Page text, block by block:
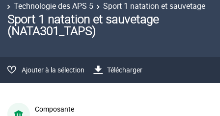
Technologie des APS 5
Sport 1 natation et sauvetage
Sport 1 natation et sauvetage
(NATA301_TAPS)
Ajouter à la sélection Télécharger
Composante